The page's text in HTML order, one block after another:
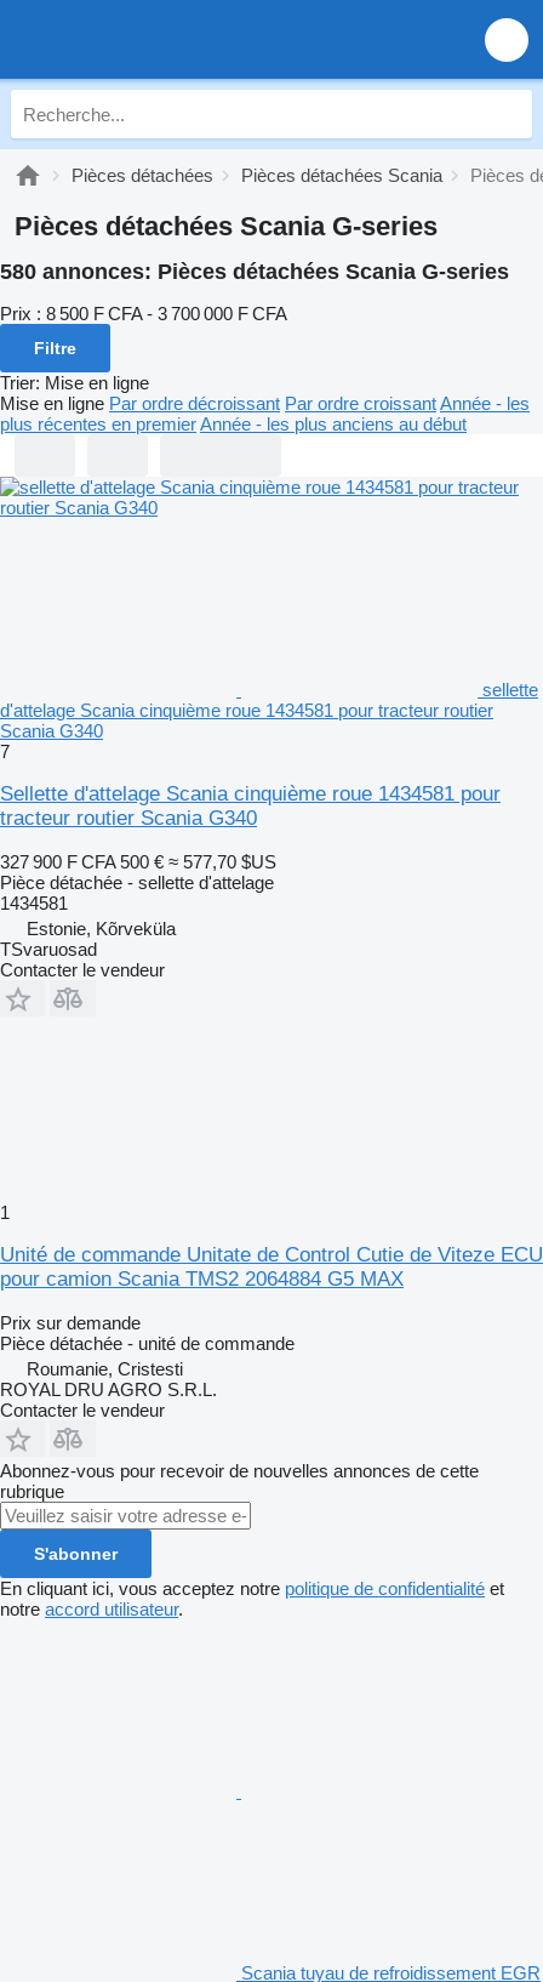
Pièces détachées Pièces détachées Scania Pièces
Pièces détachées Scania G-series
580 annonces: Pièces détachées Scania G-series
Prix : 8 500 F CFA - 3 700 000 F CFA
Filtre
Trier: Mise en ligne
Mise en ligne Par ordre décroissant Par ordre croissantAnnée - les
plus récentes en premierAnnée - les plus anciens au début
sellette
d'attelage Scania cinquième roue 1434581 pour tracteur routier
Scania G340
7
Sellette d'attelage Scania cinquième roue 1434581 pour
tracteur routier Scania G340
327 900 F CFA 500 € ≈ 577,70 $US
Pièce détachée - sellette d'attelage
1434581
Estonie, Kõrveküla
TSvaruosad
Contacter le vendeur
1
Unité de commande Unitate de Control Cutie de Viteze ECU
pour camion Scania TMS2 2064884 G5 MAX
Prix sur demande
Pièce détachée - unité de commande
Roumanie, Cristesti
ROYAL DRU AGRO S.R.L.
Contacter le vendeur
Abonnez-vous pour recevoir de nouvelles annonces de cette
rubrique
S'abonner
En cliquant ici, vous acceptez notre politique de confidentialité et
notre accord utilisateur.
Scania tuyau de refroidissement EGR